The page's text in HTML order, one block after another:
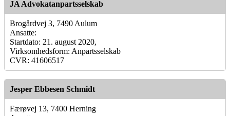
JA Advokatanpartsselskab
Brogårdvej 3, 7490 Aulum
Ansatte:
Startdato: 21. august 2020,
Virksomhedsform: Anpartsselskab
CVR: 41606517
Jesper Ebbesen Schmidt
Færøvej 13, 7400 Herning